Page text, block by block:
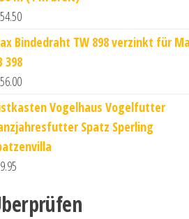
Bindedraht TW 898 verzinkt für
398
Vogelhaus Vogelfutter
Spatz Sperling